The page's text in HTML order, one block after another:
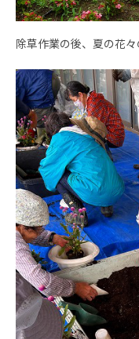
除草作業の後、夏の花